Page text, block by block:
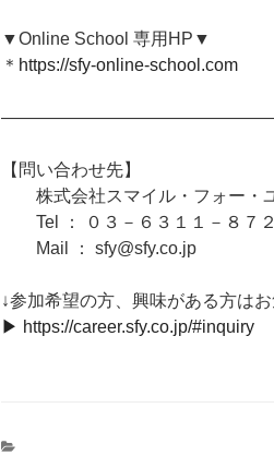
▼Online School 専用HP▼
＊ https://sfy-online-school.com
【問い合わせ先】
株式会社スマイル・フォー
Tel ： ０３－６３１１－８７
Mail ： sfy@sfy.co.jp
↓参加希望の方、興味がある方は
▶︎ https://career.sfy.co.jp/#inquiry